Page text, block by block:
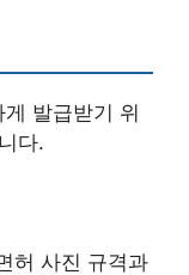
발급받기 위
다.
허 사진 규격과